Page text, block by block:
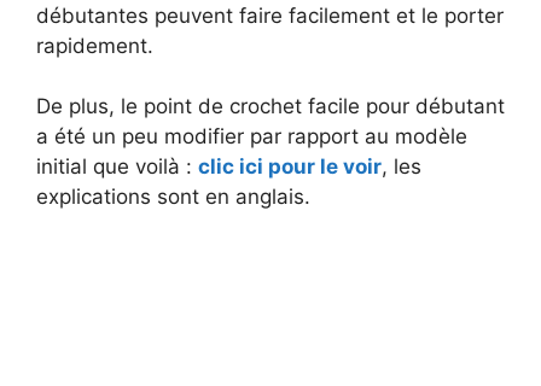
débutantes peuvent faire facilement et le porter
rapidement.
De plus, le point de crochet facile pour débutant
a été un peu modifier par rapport au modèle
initial que voilà : clic ici pour le voir, les
explications sont en anglais.